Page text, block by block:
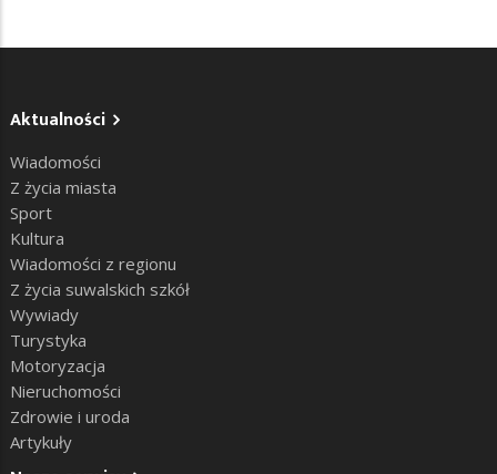
Aktualności
Wiadomości
Z życia miasta
Sport
Kultura
Wiadomości z regionu
Z życia suwalskich szkół
Wywiady
Turystyka
Motoryzacja
Nieruchomości
Zdrowie i uroda
Artykuły